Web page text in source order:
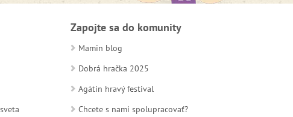
Zapojte sa do komunity
Mamin blog
Dobrá hračka 2025
Agátin hravý festival
Chcete s nami spolupracovať?